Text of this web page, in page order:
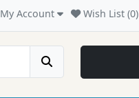
My Account Wish List (0)